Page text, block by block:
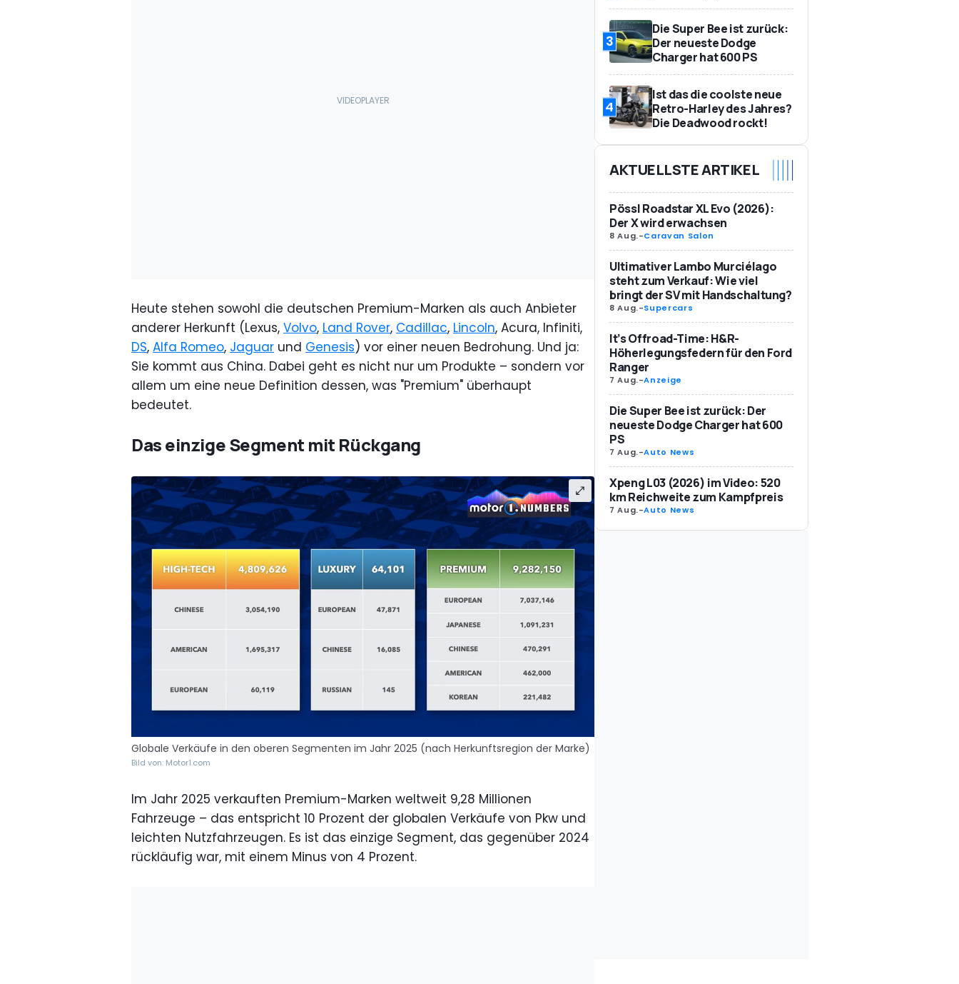
Heute stehen sowohl die deutschen Premium-Marken als auch Anbieter
anderer Herkunft (Lexus, Volvo, Land Rover, Cadillac, Lincoln, Acura, Infiniti,
DS, Alfa Romeo, Jaguar und Genesis) vor einer neuen Bedrohung. Und ja:
Sie kommt aus China. Dabei geht es nicht nur um Produkte – sondern vor
allem um eine neue Definition dessen, was "Premium" überhaupt
bedeutet.
Das einzige Segment mit Rückgang
Globale Verkäufe in den oberen Segmenten im Jahr 2025 (nach Herkunftsregion der Marke)
Bild von: Motor1.com
Im Jahr 2025 verkauften Premium-Marken weltweit 9,28 Millionen
Fahrzeuge – das entspricht 10 Prozent der globalen Verkäufe von Pkw und
leichten Nutzfahrzeugen. Es ist das einzige Segment, das gegenüber 2024
rückläufig war, mit einem Minus von 4 Prozent.
3
Die Super Bee ist zurück:
Der neueste Dodge
Charger hat 600 PS
4
Ist das die coolste neue
Retro-Harley des Jahres?
Die Deadwood rockt!
AKTUELLSTE ARTIKEL
Pössl Roadstar XL Evo (2026):
Der X wird erwachsen
8 Aug.-Caravan Salon
Ultimativer Lambo Murciélago
steht zum Verkauf: Wie viel
bringt der SV mit Handschaltung?
8 Aug.-Supercars
It’s Offroad-Time: H&R-
Höherlegungsfedern für den Ford
Ranger
7 Aug.-Anzeige
Die Super Bee ist zurück: Der
neueste Dodge Charger hat 600
PS
7 Aug.-Auto News
Xpeng L03 (2026) im Video: 520
km Reichweite zum Kampfpreis
7 Aug.-Auto News